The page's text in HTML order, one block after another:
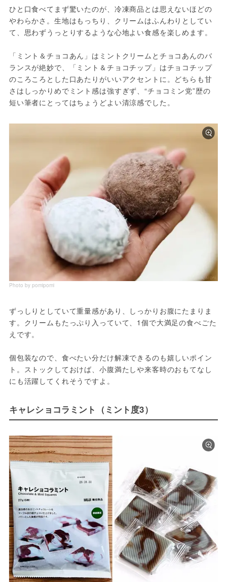
ひと口食べてまず驚いたのが、冷凍商品とは思えないほどの
やわらかさ。生地はもっちり、クリームはふんわりとしてい
て、思わずうっとりするような心地よい食感を楽しめます。
「ミント＆チョコあん」はミントクリームとチョコあんのバ
ランスが絶妙で、「ミント＆チョコチップ」はチョコチップ
のころころとした口あたりがいいアクセントに。どちらも甘
さはしっかりめでミント感は強すぎず、“チョコミン党”歴の
短い筆者にとってはちょうどよい清涼感でした。
Photo by pomipomi
ずっしりとしていて重量感があり、しっかりお腹にたまりま
す。クリームもたっぷり入っていて、1個で大満足の食べごた
えです。
個包装なので、食べたい分だけ解凍できるのも嬉しいポイン
ト。ストックしておけば、小腹満たしや来客時のおもてなし
にも活躍してくれそうですよ。
キャレショコラミント（ミント度3）